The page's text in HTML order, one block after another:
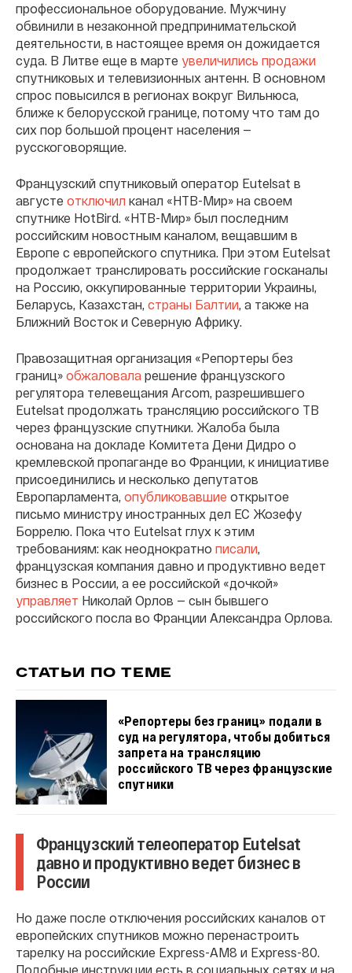
профессиональное оборудование. Мужчину
обвинили в незаконной предпринимательской
деятельности, в настоящее время он дожидается
суда. В Литве еще в марте увеличились продажи
спутниковых и телевизионных антенн. В основном
спрос повысился в регионах вокруг Вильнюса,
ближе к белорусской границе, потому что там до
сих пор большой процент населения —
русскоговорящие.
Французский спутниковый оператор Eutelsat в
августе отключил канал «НТВ-Мир» на своем
спутнике HotBird. «НТВ-Мир» был последним
российским новостным каналом, вещавшим в
Европе с европейского спутника. При этом Eutelsat
продолжает транслировать российские госканалы
на Россию, оккупированные территории Украины,
Беларусь, Казахстан, страны Балтии, а также на
Ближний Восток и Северную Африку.
Правозащитная организация «Репортеры без
границ» обжаловала решение французского
регулятора телевещания Arcom, разрешившего
Eutelsat продолжать трансляцию российского ТВ
через французские спутники. Жалоба была
основана на докладе Комитета Дени Дидро о
кремлевской пропаганде во Франции, к инициативе
присоединились и несколько депутатов
Европарламента, опубликовавшие открытое
письмо министру иностранных дел ЕС Жозефу
Боррелю. Пока что Eutelsat глух к этим
требованиям: как неоднократно писали,
французская компания давно и продуктивно ведет
бизнес в России, а ее российской «дочкой»
управляет Николай Орлов — сын бывшего
российского посла во Франции Александра Орлова.
СТАТЬИ ПО ТЕМЕ
«Репортеры без границ» подали в
суд на регулятора, чтобы добиться
запрета на трансляцию
российского ТВ через французские
спутники
Французский телеоператор Eutelsat
давно и продуктивно ведет бизнес в
России
Но даже после отключения российских каналов от
европейских спутников можно перенастроить
тарелку на российские Express-AM8 и Express-80.
Подобные инструкции есть в социальных сетях и на